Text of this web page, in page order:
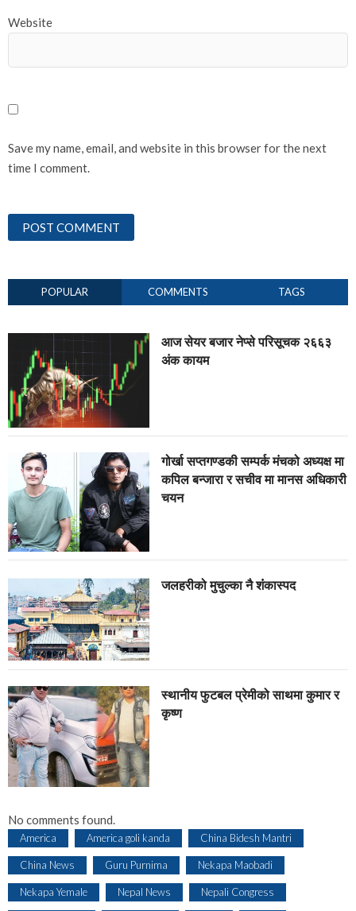
Website
Save my name, email, and website in this browser for the next
time I comment.
POPULAR COMMENTS TAGS
आज सेयर बजार नेप्से परिसूचक २६६३
अंक कायम
गोर्खा सप्तगण्डकी सम्पर्क मंचको अध्यक्ष मा
कपिल बन्जारा र सचीव मा मानस अधिकारी
चयन
जलहरीको मुचुल्का नै शंंकास्पद
स्थानीय फुटबल प्रेमीको साथमा कुमार र
कृष्ण
No comments found.
America America goli kanda China Bidesh Mantri
China News Guru Purnima Nekapa Maobadi
Nekapa Yemale Nepal News Nepali Congress